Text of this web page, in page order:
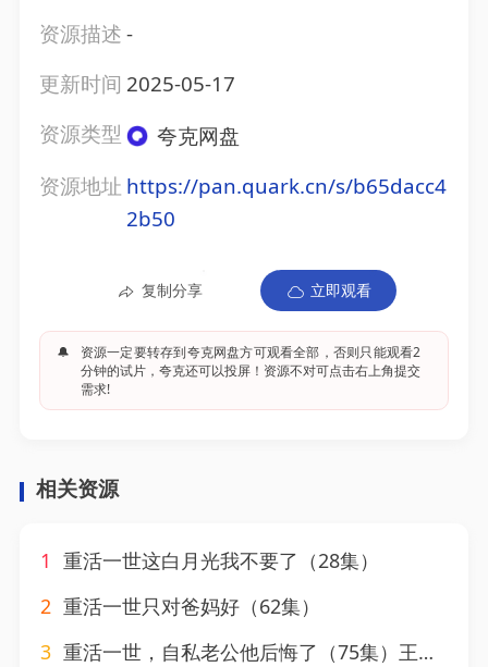
资源描述-
更新时间 2025-05-17
资源类型
夸克网盘
资源地址 https://pan.quark.cn/s/b65dacc4
2b50
复制分享 立即观看
🔔
资源一定要转存到夸克网盘方可观看全部，否则只能观看2
分钟的试片，夸克还可以投屏！资源不对可点击右上角提交
需求!
相关资源
1 重活一世这白月光我不要了（28集）
2 重活一世只对爸妈好（62集）
3 重活一世，自私老公他后悔了（75集）王婧琦